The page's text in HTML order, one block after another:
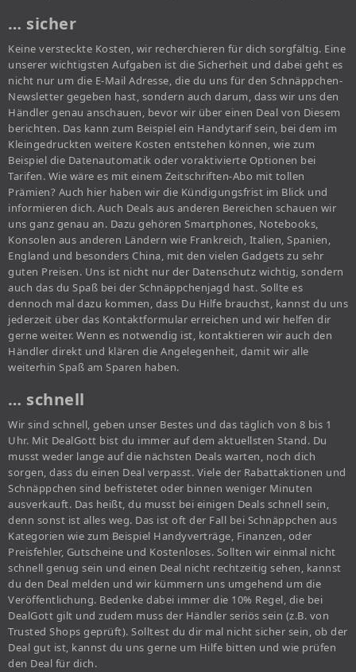
… sicher
Keine versteckte Kosten, wir recherchieren für dich sorgfältig. Eine
unserer wichtigsten Aufgaben ist die Sicherheit und dabei geht es
nicht nur um die E-Mail Adresse, die du uns für den Schnäppchen-
Newsletter gegeben hast, sondern auch darum, dass wir uns den
Händler genau anschauen, bevor wir über einen Deal von Diesem
berichten. Das kann zum Beispiel ein Handytarif sein, bei dem im
Kleingedruckten weitere Kosten entstehen können, wie zum
Beispiel die Datenautomatik oder voraktivierte Optionen bei
Tarifen. Wie wäre es mit einem Zeitschriften-Abo mit tollen
Prämien? Auch hier haben wir die Kündigungsfrist im Blick und
informieren dich. Auch Deals aus anderen Bereichen schauen wir
uns ganz genau an. Dazu gehören Smartphones, Notebooks,
Konsolen aus anderen Ländern wie Frankreich, Italien, Spanien,
England und besonders China, mit den vielen Gadgets zu sehr
guten Preisen. Uns ist nicht nur der Datenschutz wichtig, sondern
auch das du Spaß bei der Schnäppchenjagd hast. Sollte es
dennoch mal dazu kommen, dass Du Hilfe brauchst, kannst du uns
jederzeit über das Kontaktformular erreichen und wir helfen dir
gerne weiter. Wenn es notwendig ist, kontaktieren wir auch den
Händler direkt und klären die Angelegenheit, damit wir alle
weiterhin Spaß am Sparen haben.
… schnell
Wir sind schnell, geben unser Bestes und das täglich von 8 bis 1
Uhr. Mit DealGott bist du immer auf dem aktuellsten Stand. Du
musst weder lange auf die nächsten Deals warten, noch dich
sorgen, dass du einen Deal verpasst. Viele der Rabattaktionen und
Schnäppchen sind befristetet oder binnen weniger Minuten
ausverkauft. Das heißt, du musst bei einigen Deals schnell sein,
denn sonst ist alles weg. Das ist oft der Fall bei Schnäppchen aus
Kategorien wie zum Beispiel Handyverträge, Finanzen, oder
Preisfehler, Gutscheine und Kostenloses. Sollten wir einmal nicht
schnell genug sein und einen Deal nicht rechtzeitig sehen, kannst
du den Deal melden und wir kümmern uns umgehend um die
Veröffentlichung. Bedenke dabei immer die 10% Regel, die bei
DealGott gilt und zudem muss der Händler seriös sein (z.B. von
Trusted Shops geprüft). Solltest du dir mal nicht sicher sein, ob der
Deal gut ist, kannst du uns gerne um Hilfe bitten und wie prüfen
den Deal für dich.